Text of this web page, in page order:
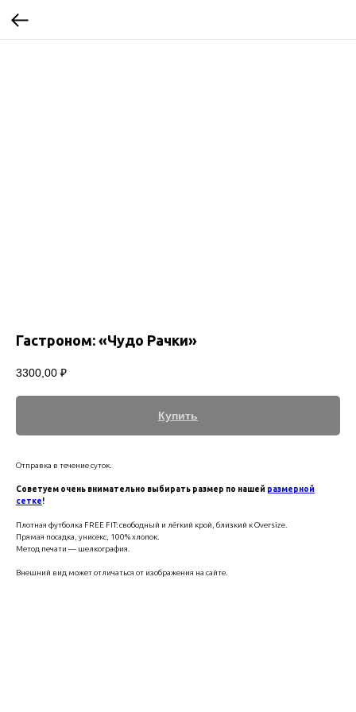
Гастроном: «Чудо Рачки»
3300,00 ₽
Купить
Отправка в течение суток.
Советуем очень внимательно выбирать размер по нашей размерной
сетке!
Плотная футболка FREE FIT: свободный и лёгкий крой, близкий к Oversize.
Прямая посадка, унисекс, 100% хлопок.
Метод печати — шелкография.
Внешний вид может отличаться от изображения на сайте.